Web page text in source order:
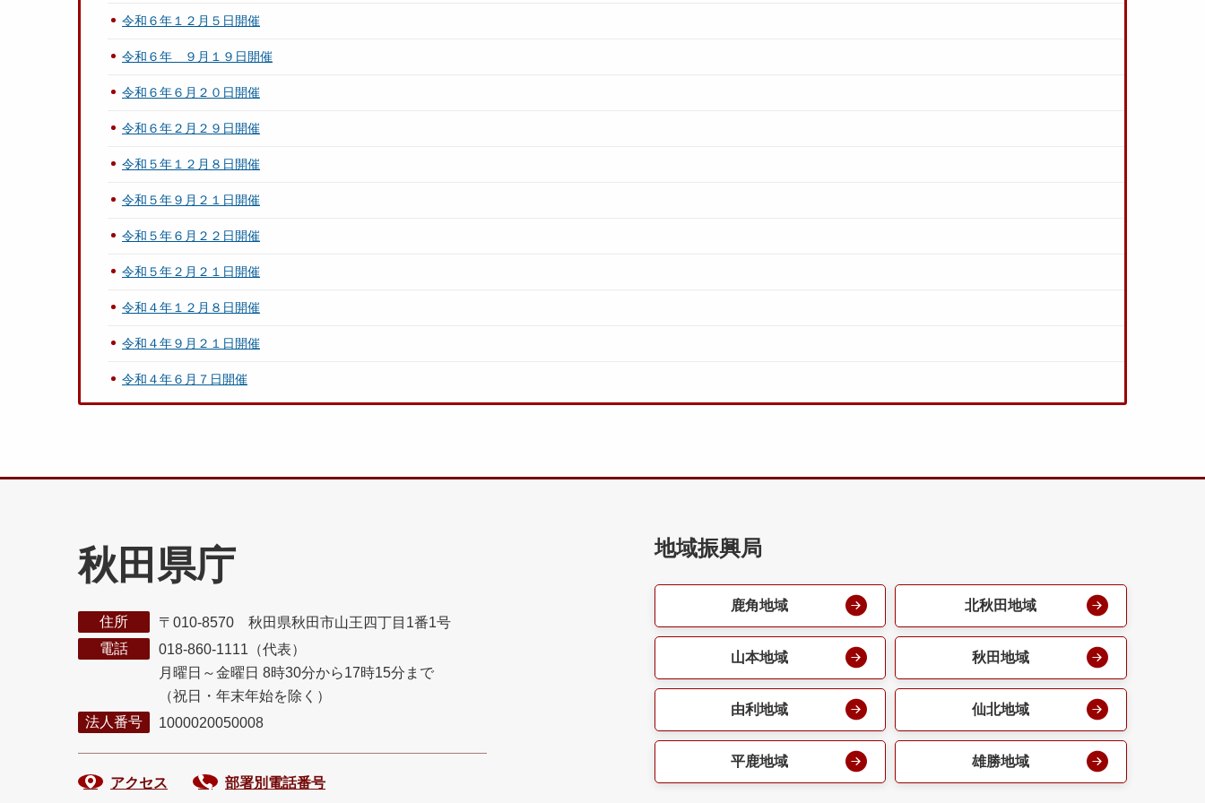
令和６年１２月５日開催
令和６年 ９月１９日開催
令和６年６月２０日開催
令和６年２月２９日開催
令和５年１２月８日開催
令和５年９月２１日開催
令和５年６月２２日開催
令和５年２月２１日開催
令和４年１２月８日開催
令和４年９月２１日開催
令和４年６月７日開催
秋田県庁
住所
〒010-8570 秋田県秋田市山王四丁目1番1号
電話
018-860-1111（代表）
月曜日～金曜日 8時30分から17時15分まで
（祝日・年末年始を除く）
法人番号
1000020050008
アクセス 部署別電話番号
地域振興局
鹿角地域 北秋田地域
山本地域 秋田地域
由利地域 仙北地域
平鹿地域 雄勝地域